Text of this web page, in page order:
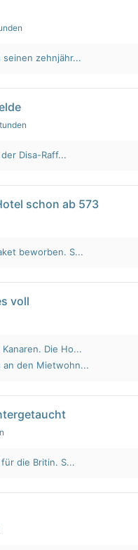
seinen zehnjähr...
Disa-Raff...
schon ab 573
beworben. S...
voll
Die Ho...
an den Mietwohn...
die Britin. S...